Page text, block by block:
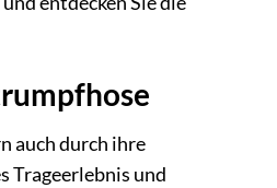
auch durch ihre
Trageerlebnis und